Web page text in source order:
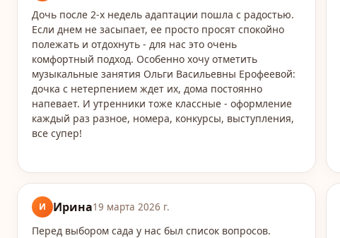
Дочь после 2-х недель адаптации пошла с радостью.
Если днем не засыпает, ее просто просят спокойно
полежать и отдохнуть - для нас это очень
комфортный подход. Особенно хочу отметить
музыкальные занятия Ольги Васильевны Ерофеевой:
дочка с нетерпением ждет их, дома постоянно
напевает. И утренники тоже классные - оформление
каждый раз разное, номера, конкурсы, выступления,
все супер!
И Ирина19 марта 2026 г.
Перед выбором сада у нас был список вопросов.